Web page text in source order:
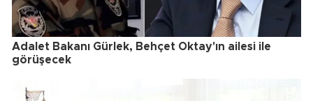
Adalet Bakanı Gürlek, Behçet Oktay'ın ailesi ile
görüşecek